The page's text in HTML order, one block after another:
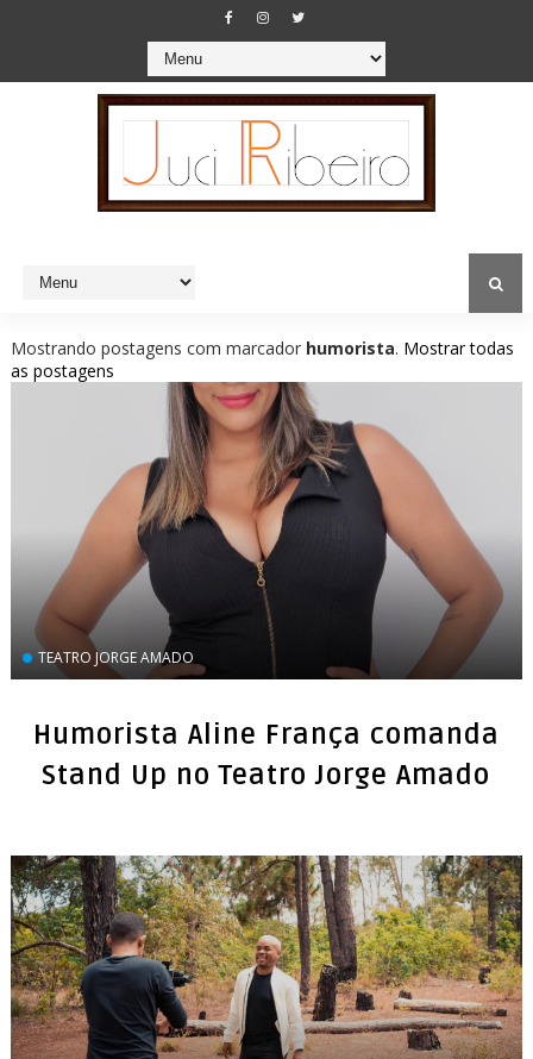
Mostrando postagens com marcador humorista. Mostrar todas
as postagens
TEATRO JORGE AMADO
Humorista Aline França comanda
Stand Up no Teatro Jorge Amado